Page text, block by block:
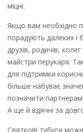
міцні.
Якщо вам необхідно
порадують далеких і
друзів, родичів,
майстри перукаря.
для підтримки
більше набуває
позначити
А ще й вдячні за
Святкові тубуси